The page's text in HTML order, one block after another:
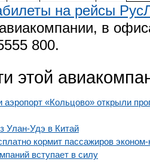
на рейсы
в
800.
этой
«Кольцово» открыли
Улан-Удэ в Китай
кормит пассажиров эконом-
вступает в силу